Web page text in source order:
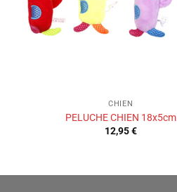
CHIEN
PELUCHE CHIEN 18x5cm
12,95€